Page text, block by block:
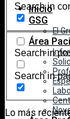
Inicio
GSG
El
Área
Search in
Search in
Search in
Lo más